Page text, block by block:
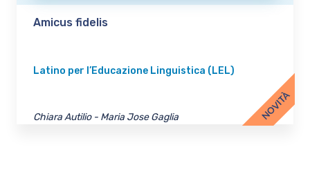
Amicus fidelis
Latino per l’Educazione Linguistica (LEL)
Chiara Autilio - Maria Jose Gaglia NOVITÀ